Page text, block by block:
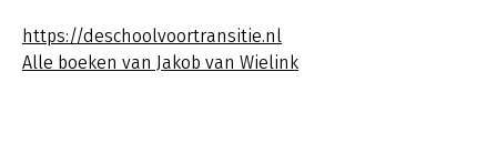
https://deschoolvoortransitie.nl
Alle boeken van Jakob van Wielink